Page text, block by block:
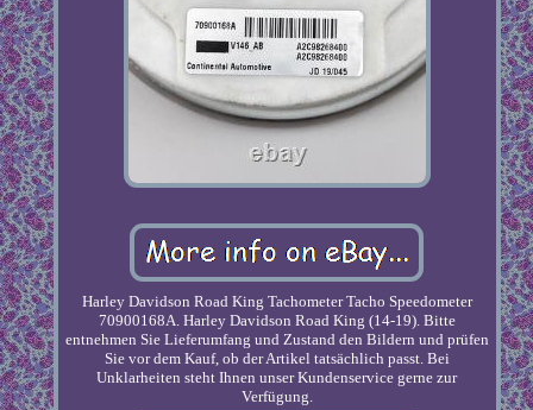
Harley Davidson Road King Tachometer Tacho Speedometer
70900168A. Harley Davidson Road King (14-19). Bitte
entnehmen Sie Lieferumfang und Zustand den Bildern und prüfen
Sie vor dem Kauf, ob der Artikel tatsächlich passt. Bei
Unklarheiten steht Ihnen unser Kundenservice gerne zur
Verfügung.